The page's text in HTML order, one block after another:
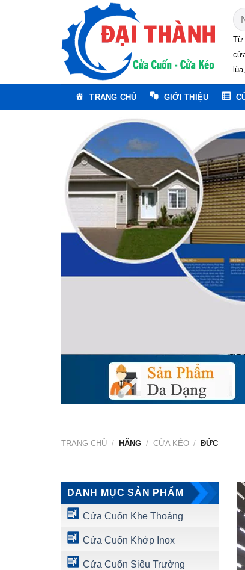
Từ
TRANG CHỦ GIỚI THIỆU
TRANG CHỦ / HÃNG / CỬA KÉO / ĐỨC
DANH MỤC SẢN PHẨM
Cửa Cuốn Khe Thoáng
Cửa Cuốn Khớp Inox
Cửa Cuốn Siêu Trường